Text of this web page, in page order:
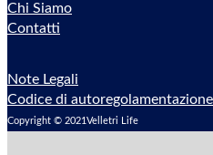
Chi Siamo
Contatti
Note Legali
Codice di
Copyright © 2021Velletri Life